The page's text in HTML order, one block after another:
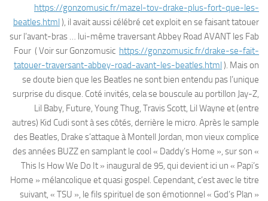
https://gonzomusic.fr/mazel-tov-drake-plus-fort-que-les-
beatles.html ), il avait aussi célébré cet exploit en se faisant tatouer
sur l’avant-bras … lui-même traversant Abbey Road AVANT les Fab
Four ( Voir sur Gonzomusic https://gonzomusic.fr/drake-se-fait-
tatouer-traversant-abbey-road-avant-les-beatles.html ). Mais on
se doute bien que les Beatles ne sont bien entendu pas l’unique
surprise du disque. Coté invités, cela se bouscule au portillon Jay-Z,
Lil Baby, Future, Young Thug, Travis Scott, Lil Wayne et (entre
autres) Kid Cudi sont à ses côtés, derrière le micro. Après le sample
des Beatles, Drake s’attaque à Montell Jordan, mon vieux complice
des années BUZZ en samplant le cool « Daddy’s Home », sur son «
This Is How We Do It » inaugural de 95, qui devient ici un « Papi’s
Home » mélancolique et quasi gospel. Cependant, c’est avec le titre
suivant, « TSU », le fils spirituel de son émotionnel « God’s Plan »